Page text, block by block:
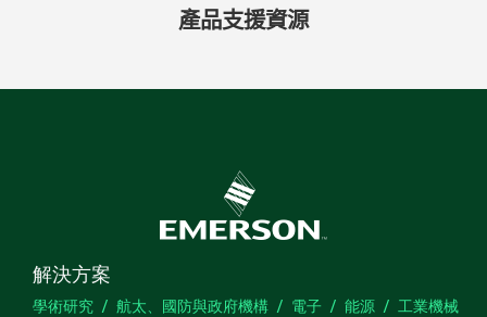
產品支援資源
解決方案
學術研究 航太、國防與政府機構 電子 能源
工業機械